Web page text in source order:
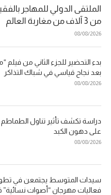
الملتقى الدولي للمهاجر
من 3 آلاف من مغاربة العالم
08/08/2026
بدء التحضير للجزء الثاني من فيلم
بعد نجاح قياسي في شباك التذاكر
08/08/2026
دراسة تكشف تأثير تناول الطماطم
على دهون الكبد
08/08/2026
سيدات المتوسط يجتمعن في
فعاليات مهرجان “أصوات نسائية”